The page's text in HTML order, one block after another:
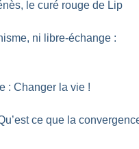
le curé rouge de Lip
ni libre-échange :
: Changer la vie !
ce que la